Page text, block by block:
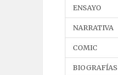
ENSAYO
NARRATIVA
COMIC
BIOGRAFÍAS